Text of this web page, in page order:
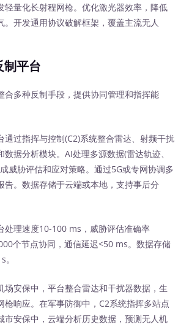
轻量化长射程网枪。优化激光器效率，降低
。开发通用协议破解框架，覆盖主流无人
平台
多种反制手段，提供协同管理和指挥能
通过指挥与控制(C2)系统整合雷达、射频干扰
据分析模块。AI处理多源数据(雷达轨迹、
威胁评估和应对策略。通过5G或专网协调多
告。数据存储于云端或本地，支持事后分
处理速度10-100 ms，威胁评估准确率
个节点协同，通信延迟<50 ms。数据存储
场安保中，平台整合雷达和干扰器数据，生
枪响应。在军事防御中，C2系统指挥多站点
市安保中，云端分析历史数据，预测无人机